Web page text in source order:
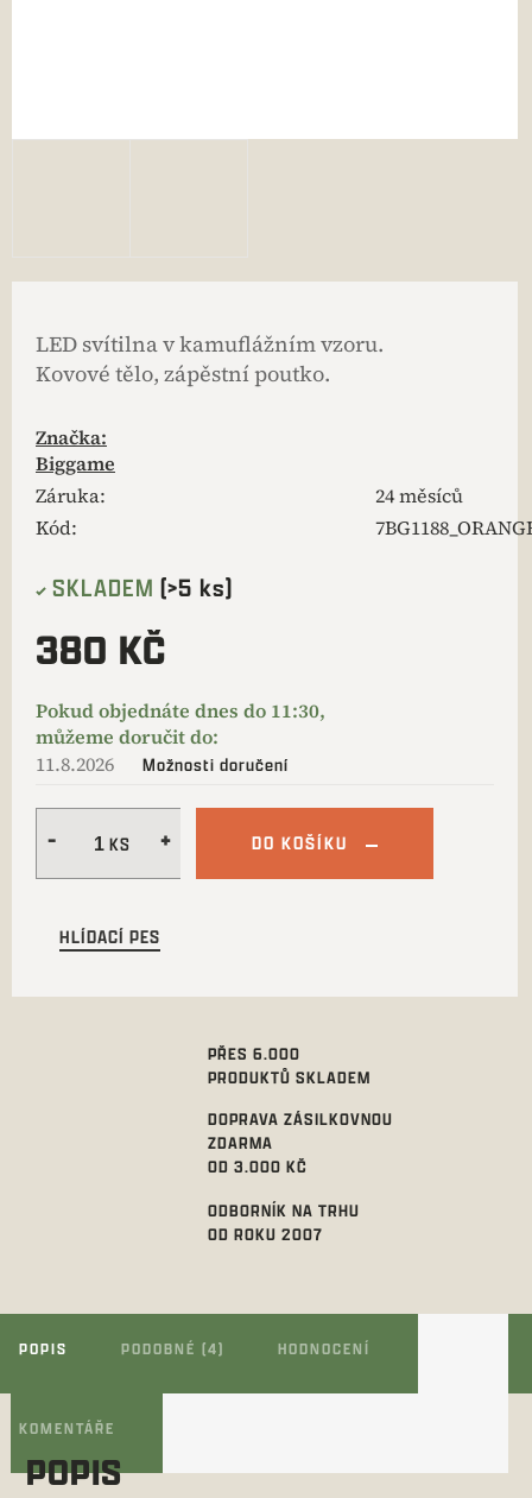
LED svítilna v kamuflážním vzoru.
Kovové tělo, zápěstní poutko.
Značka:
Biggame
Záruka:
24 měsíců
Kód:
SKLADEM (>5 ks)
380 KČ
11.8.2026 Možnosti doručení
DO KOŠÍKU
HLÍDACÍ PES
PŘES 6.000
PRODUKTŮ SKLADEM
DOPRAVA ZÁSILKOVNOU
ZDARMA
OD 3.000 KČ
ODBORNÍK NA TRHU
OD ROKU 2007
POPIS PODOBNÉ (4) HODNOCENÍ
KOMENTÁŘE
POPIS